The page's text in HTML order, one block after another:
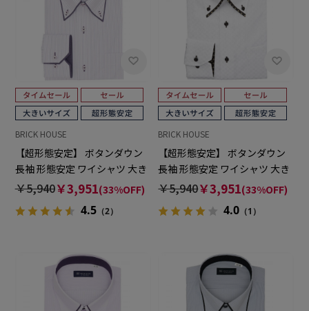
BRICK HOUSE
【超形態安定】 ボタンダウン
長袖 形態安定 ワイシャツ 大き
いサイズ
￥5,940￥3,951(33%OFF)
4.5（2）
BRICK HOUSE
【超形態安定】 ボタンダウン
長袖 形態安定 ワイシャツ 大き
いサイズ
￥5,940￥3,951(33%OFF)
4.0 （1）